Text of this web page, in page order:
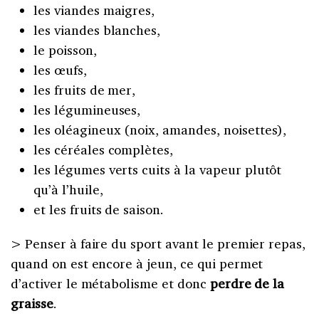
les viandes maigres,
les viandes blanches,
le poisson,
les œufs,
les fruits de mer,
les légumineuses,
les oléagineux (noix, amandes, noisettes),
les céréales complètes,
les légumes verts cuits à la vapeur plutôt
qu’à l’huile,
et les fruits de saison.
> Penser à faire du sport avant le premier repas,
quand on est encore à jeun, ce qui permet
d’activer le métabolisme et donc perdre de la
graisse.